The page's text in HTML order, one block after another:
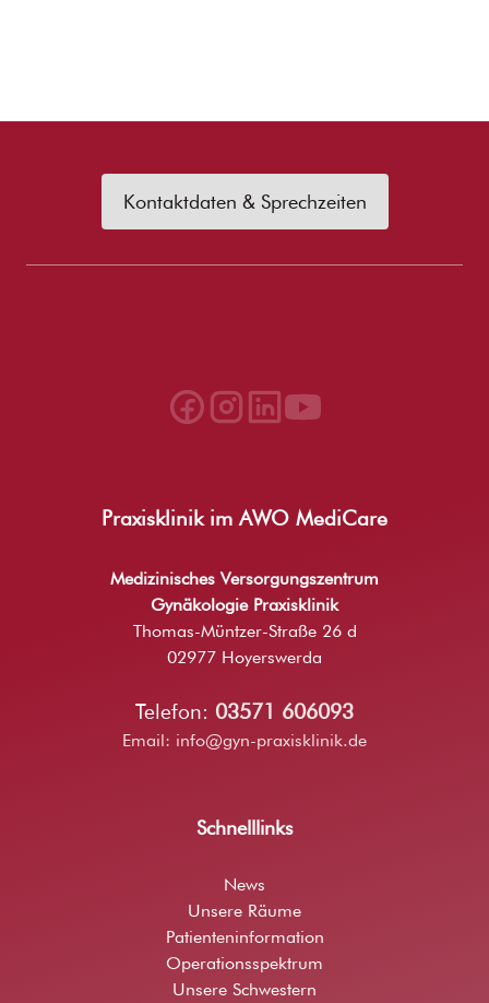
Kontaktdaten & Sprechzeiten
Praxisklinik im AWO MediCare
Medizinisches Versorgungszentrum
Gynäkologie Praxisklinik
Thomas-Müntzer-Straße 26 d
02977 Hoyerswerda
Telefon: 03571 606093
Email: info@gyn-praxisklinik.de
Schnelllinks
News
Unsere Räume
Patienteninformation
Operationsspektrum
Unsere Schwestern